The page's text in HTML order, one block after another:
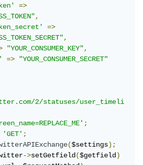
=>
,
=>
,
"YOUR_CONSUMER_KEY",
=>
"YOUR_CONSUMER_SECRET"
2/statuses/user_timeli
;
'GET';
($settings);
->setGetfield($getfield)